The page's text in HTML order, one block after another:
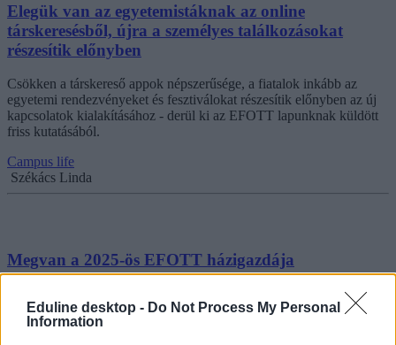
Eduline desktop - Do Not Process My Personal
Information
Elegük van az egyetemistáknak az online
társkeresésből, újra a személyes találkozásokat
részesítik előnyben
Csökken a társkereső appok népszerűsége, a fiatalok inkább az
egyetemi rendezvényeket és fesztiválokat részesítik előnyben az új
kapcsolatok kialakításához - derül ki az EFOTT lapunknak küldött
friss kutatásából.
Campus life
Székács Linda
Megvan a 2025-ös EFOTT házigazdája
Idén a győri egyetem szervezi a legrégebbi magyar zenei fesztivált.
Campus life